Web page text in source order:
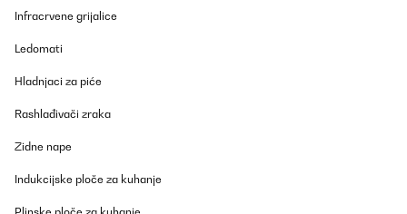
Infracrvene grijalice
Ledomati
Hladnjaci za piće
Rashlađivači zraka
Zidne nape
Indukcijske ploče za kuhanje